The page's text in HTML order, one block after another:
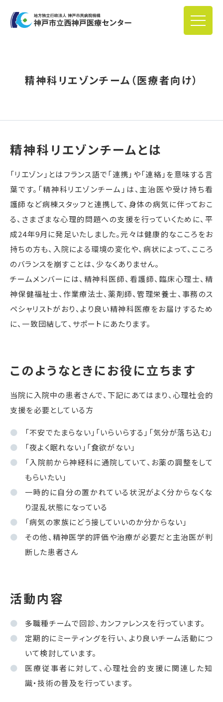
精神科リエゾンチーム（医療者向け）
精神科リエゾンチームとは
「リエゾン」とはフランス語で「連携」や「連絡」を意味する言
葉です。「精神科リエゾンチーム」は、主治医や受け持ち看
護師など病棟スタッフと連携して、身体の病気に伴っておこ
る、さまざまな心理的問題への支援を行っていくために、平
成24年9月に発足いたしました。元々は健康的なこころをお
持ちの方も、入院による環境の変化や、病状によって、こころ
のバランスを崩すことは、少なくありません。
チームメンバーには、精神科医師、看護師、臨床心理士、精
神保健福祉士、作業療法士、薬剤師、管理栄養士、事務のス
ペシャリストがおり、より良い精神科医療をお届けするため
に、一致団結して、サポートにあたります。
このようなときにお役に立ちます
当院に入院中の患者さんで、下記にあてはまり、心理社会的
支援を必要としている方
「不安でたまらない」「いらいらする」「気分が落ち込む」
「夜よく眠れない」「食欲がない」
「入院前から神経科に通院していて、お薬の調整をして
もらいたい」
一時的に自分の置かれている状況がよく分からなくな
り混乱状態になっている
「病気の家族にどう接していいのか分からない」
その他、精神医学的評価や治療が必要だと主治医が判
断した患者さん
活動内容
多職種チームで回診、カンファレンスを行っています。
定期的にミーティングを行い、より良いチーム活動につ
いて検討しています。
医療従事者に対して、心理社会的支援に関連した知
識・技術の普及を行っています。